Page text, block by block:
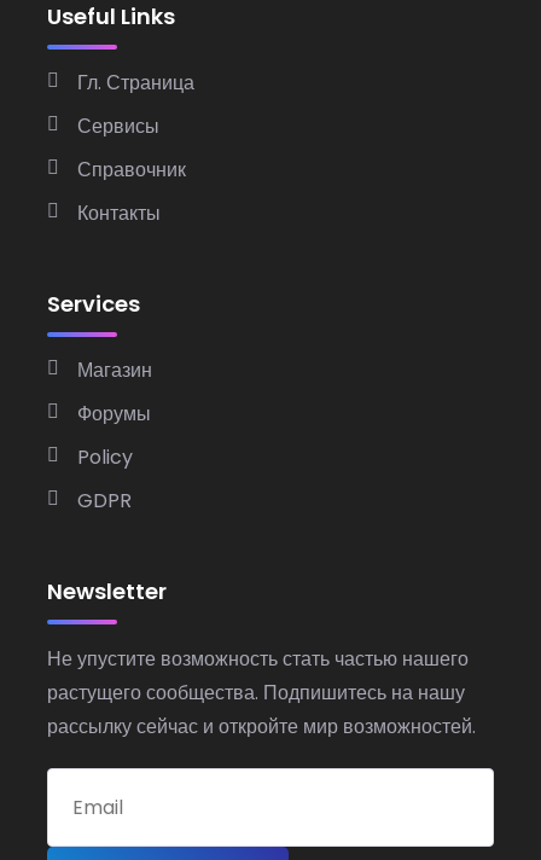
Useful Links
Гл. Страница
Сервисы
Справочник
Контакты
Services
Магазин
Форумы
Policy
GDPR
Newsletter
Не упустите возможность стать частью нашего
растущего сообщества. Подпишитесь на нашу
рассылку сейчас и откройте мир возможностей.